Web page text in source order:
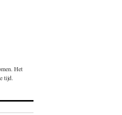
Het
tijd.